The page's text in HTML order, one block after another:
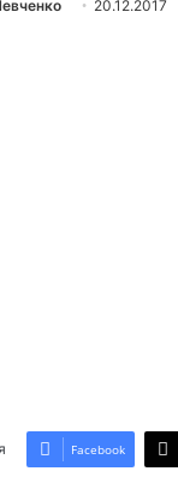
20.12.2017
Facebook